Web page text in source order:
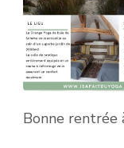
Bonne rentrée